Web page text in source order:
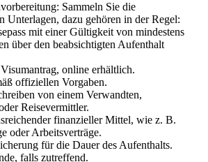
Sammeln Sie die
Unterlagen, dazu gehören in der Regel:
mit einer Gültigkeit von mindestens
über den beabsichtigten Aufenthalt
online erhältlich.
offiziellen Vorgaben.
von einem Verwandten,
Reisevermittler.
finanzieller Mittel, wie z. B.
oder Arbeitsverträge.
für die Dauer des Aufenthalts.
falls zutreffend.